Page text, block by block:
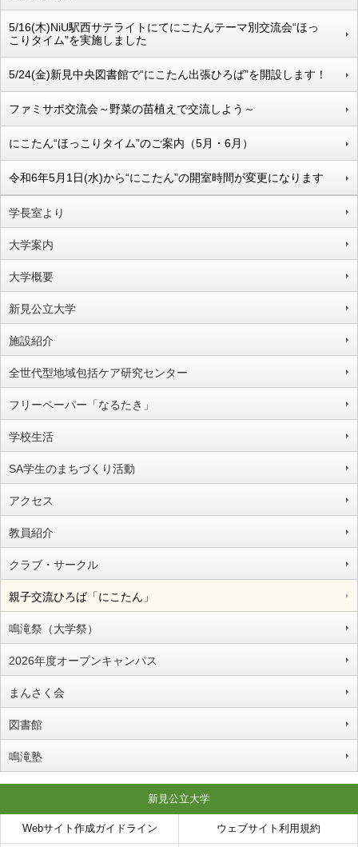
学長室より
大学案内
大学概要
新見公立大学
施設紹介
全世代型地域包括ケア研究センター
フリーペーパー「なるたき」
学校生活
SA学生のまちづくり活動
アクセス
教員紹介
クラブ・サークル
親子交流ひろば「にこたん」
鳴滝祭（大学祭）
2026年度オープンキャンパス
まんさく会
図書館
鳴滝塾
5/16(木)NiU駅西サテライトにてにこたんテーマ別交流会“ほっ
こりタイム”を実施しました
5/24(金)新見中央図書館で“にこたん出張ひろば”を開設します！
ファミサポ交流会～野菜の苗植えで交流しよう～
にこたん“ほっこりタイム”のご案内（5月・6月）
令和6年5月1日(水)から“にこたん”の開室時間が変更になります
新見公立大学
Webサイト作成ガイドライン ウェブサイト利用規約